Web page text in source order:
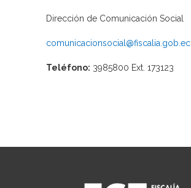
Dirección de Comunicación Social
comunicacionsocial@fiscalia.gob.ec
Teléfono: 3985800 Ext. 173123